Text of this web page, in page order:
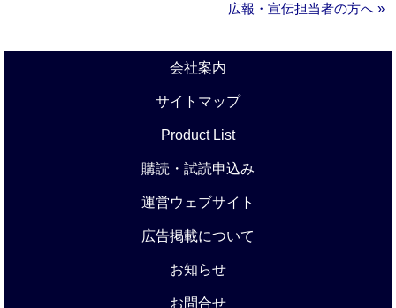
広報・宣伝担当者の方へ »
会社案内
サイトマップ
Product List
購読・試読申込み
運営ウェブサイト
広告掲載について
お知らせ
お問合せ